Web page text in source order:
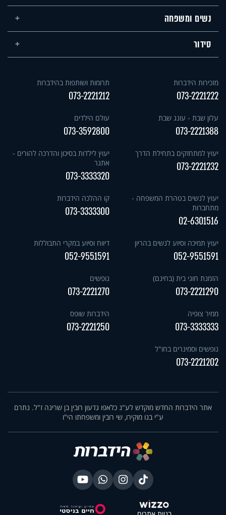
נשים ומשפחה
סידור
מזכירות הידברות
073-2221222
תרומות ושותפות בהידברות
073-2221212
עלון שבת - עונג שבת
073-2221388
עולם הילדים
073-3592800
יעוץ למתחזקים בתחילת הדרך
073-2221232
יעוץ לילדות בסיכון והדרכה להורים -
אתגר
073-3333320
יעוץ לנשים בטהרת המשפחה -
מתחברות
02-6301516
קו ההלכה הידברות
073-3333300
יעוץ תמיכה וסיוע לנשים בהריון
052-9551591
דיווח וסיוע במקרי התבוללות
052-9551591
הזמנת חוגי בית (בחינם)
073-2221290
נופשים
073-2221270
ממיר צופיה
073-3333333
הידברות שופס
073-2221250
נופשים וסמינרים בחו"ל
073-2221202
אתר הידברות החדש מוקדש לע"נ כלאפו גדעון רובין בן שרינה ז"ל. נתרם
ע"י בנו מוקירו, שי רובין ומשפחתו הי"ו